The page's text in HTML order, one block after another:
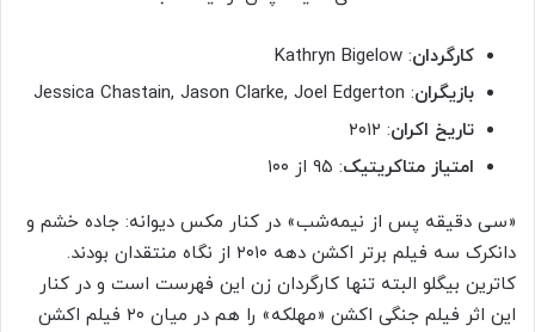
کارگردان: Kathryn Bigelow
بازیگران: Jessica Chastain, Jason Clarke, Joel Edgerton
تاریخ اکران: ۲۰۱۲
امتیاز متاکریتیک: ۹۵ از ۱۰۰
«سی دقیقه پس از نیمه‌شب» در کنار مکس دیوانه: جاده خشم و
دانکرک سه فیلم برتر اکشن دهه ۲۰۱۰ از نگاه منتقدان بودند.
کاترین بیگلو البته تنها کارگردان زن این فهرست است و در کنار
این اثر فیلم جنگی اکشن «مهلکه» را هم در میان ۲۰ فیلم اکشن